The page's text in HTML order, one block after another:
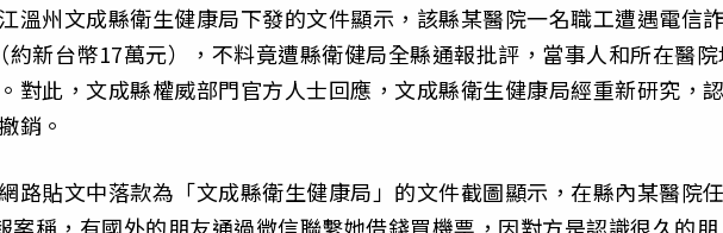
溫州文成縣衛生健康局下發的文件顯示，該縣某醫院一名職工遭遇電信詐
新台幣17萬元），不料竟遭縣衛健局全縣通報批評，當事人和所在醫院
對此，文成縣權威部門官方人士回應，文成縣衛生健康局經重新研究，認
銷。
路貼文中落款為「文成縣衛生健康局」的文件截圖顯示，在縣內某醫院任